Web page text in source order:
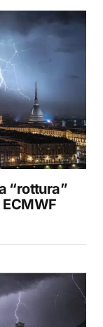
“rottura”